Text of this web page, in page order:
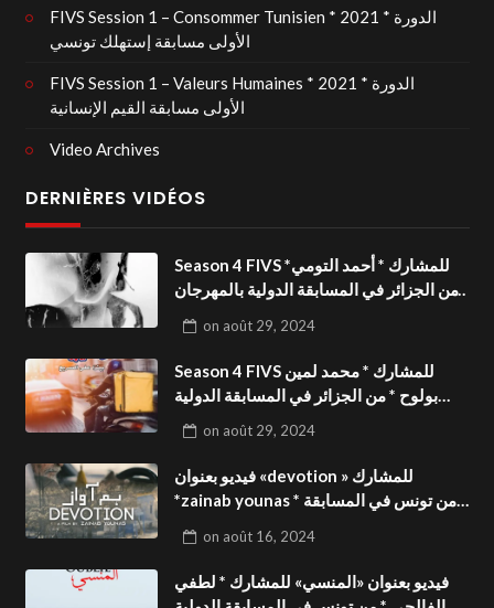
FIVS Session 1 – Consommer Tunisien * 2021 * الدورة
الأولى مسابقة إستهلك تونسي
FIVS Session 1 – Valeurs Humaines * 2021 * الدورة
الأولى مسابقة القيم الإنسانية
Video Archives
DERNIÈRES VIDÉOS
Season 4 FIVS للمشارك * أحمد التومي*
من الجزائر في المسابقة الدولية بالمهرجان
»فيديو بعنوان
on août 29, 2024
Season 4 FIVS للمشارك * محمد لمين
بولوح * من الجزائر في المسابقة الدولية
بالمهرجان الدولي للفيدوهات
on août 29, 2024
فيديو بعنوان «devotion » للمشارك
*zainab younas * من تونس في المسابقة
التوعوية Season 4 FIVS
on août 16, 2024
فيديو بعنوان «المنسي» للمشارك * لطفي